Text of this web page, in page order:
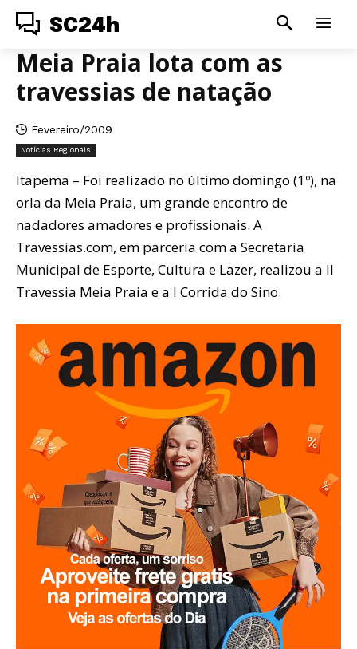
SC24h
Meia Praia lota com as
travessias de natação
Fevereiro/2009
Notícias Regionais
Itapema – Foi realizado no último domingo (1º), na
orla da Meia Praia, um grande encontro de
nadadores amadores e profissionais. A
Travessias.com, em parceria com a Secretaria
Municipal de Esporte, Cultura e Lazer, realizou a II
Travessia Meia Praia e a I Corrida do Sino.